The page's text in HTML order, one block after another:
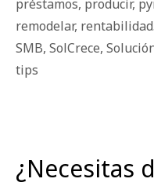
préstamos, producir,
remodelar, rentabilidad.
SMB, SolCrece,
tips
¿Necesitas